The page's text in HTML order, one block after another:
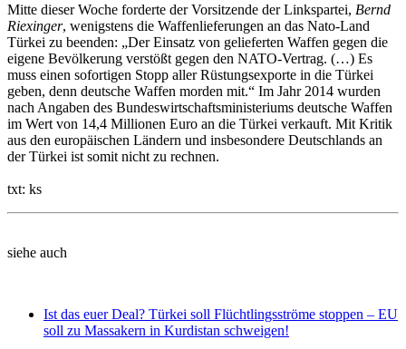
Mitte dieser Woche forderte der Vorsitzende der Linkspartei, Bernd
Riexinger, wenigstens die Waffenlieferungen an das Nato-Land
Türkei zu beenden: „Der Einsatz von gelieferten Waffen gegen die
eigene Bevölkerung verstößt gegen den NATO-Vertrag. (…) Es
muss einen sofortigen Stopp aller Rüstungsexporte in die Türkei
geben, denn deutsche Waffen morden mit.“ Im Jahr 2014 wurden
nach Angaben des Bundeswirtschaftsministeriums deutsche Waffen
im Wert von 14,4 Millionen Euro an die Türkei verkauft. Mit Kritik
aus den europäischen Ländern und insbesondere Deutschlands an
der Türkei ist somit nicht zu rechnen.
txt: ks
siehe auch
Ist das euer Deal? Türkei soll Flüchtlingsströme stoppen – EU
soll zu Massakern in Kurdistan schweigen!